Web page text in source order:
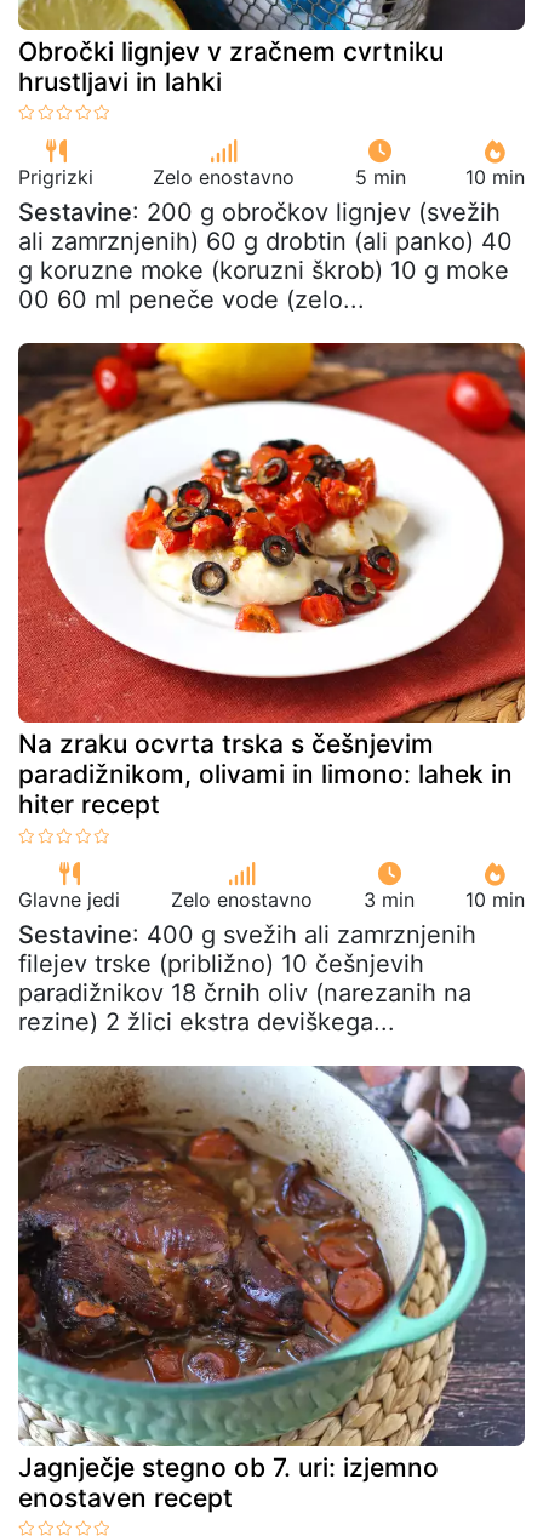
Obročki lignjev v zračnem cvrtniku
hrustljavi in lahki
Prigrizki Zelo enostavno 5 min 10 min
Sestavine: 200 g obročkov lignjev (svežih
ali zamrznjenih) 60 g drobtin (ali panko) 40
g koruzne moke (koruzni škrob) 10 g moke
00 60 ml peneče vode (zelo...
Na zraku ocvrta trska s češnjevim
paradižnikom, olivami in limono: lahek in
hiter recept
Glavne jedi Zelo enostavno 3 min 10 min
Sestavine: 400 g svežih ali zamrznjenih
filejev trske (približno) 10 češnjevih
paradižnikov 18 črnih oliv (narezanih na
rezine) 2 žlici ekstra deviškega...
Jagnječje stegno ob 7. uri: izjemno
enostaven recept